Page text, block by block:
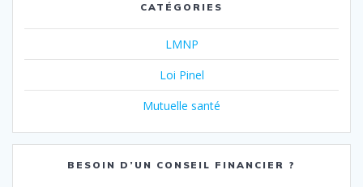
CATÉGORIES
LMNP
Loi Pinel
Mutuelle santé
BESOIN D’UN CONSEIL FINANCIER ?